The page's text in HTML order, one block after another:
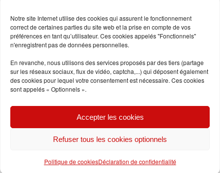
Notre site Internet utilise des cookies qui assurent le fonctionnement
correct de certaines parties du site web et la prise en compte de vos
préférences en tant qu’utilisateur. Ces cookies appelés "Fonctionnels"
n'enregistrent pas de données personnelles.
En revanche, nous utilisons des services proposés par des tiers (partage
sur les réseaux sociaux, flux de vidéo, captcha,...) qui déposent également
des cookies pour lequel votre consentement est nécessaire. Ces cookies
sont appelés « Optionnels ».
Accepter les cookies
Refuser tous les cookies optionnels
Politique de cookiesDéclaration de confidentialité